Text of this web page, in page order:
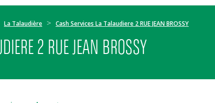
La Talaudière Cash Services La Talaudiere 2 RUE JEAN BROSSY
2 RUE JEAN BROSSY